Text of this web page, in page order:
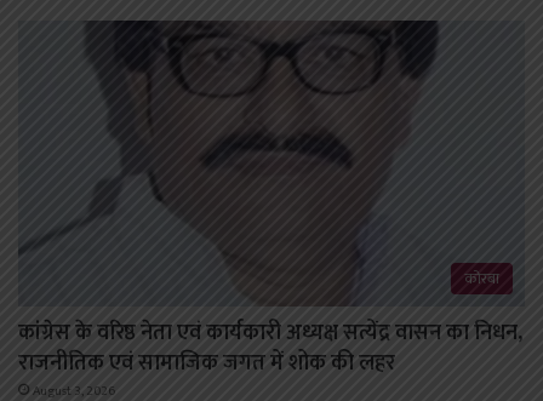
कोरबा
कांग्रेस के वरिष्ठ नेता एवं कार्यकारी अध्यक्ष सत्येंद्र वासन का निधन,
राजनीतिक एवं सामाजिक जगत में शोक की लहर
August 3, 2026